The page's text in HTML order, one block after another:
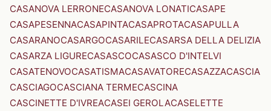
CASANOVA LERRONECASANOVA LONATICASAPE
CASAPESENNACASAPINTACASAPROTACASAPULLA
CASARANOCASARGOCASARILECASARSA DELLA DELIZIA
CASARZA LIGURECASASCOCASASCO D'INTELVI
CASATENOVOCASATISMACASAVATORECASAZZACASCIA
CASCIAGOCASCIANA TERMECASCINA
CASCINETTE D'IVREACASEI GEROLACASELETTE